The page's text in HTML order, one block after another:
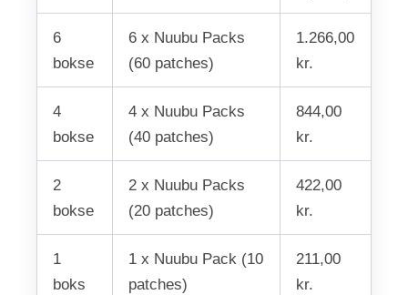
6
bokse
6 x Nuubu Packs
(60 patches)
1.266,00
kr.
4
bokse
4 x Nuubu Packs
(40 patches)
844,00
kr.
2
bokse
2 x Nuubu Packs
(20 patches)
422,00
kr.
1
boks
1 x Nuubu Pack (10
patches)
211,00
kr.